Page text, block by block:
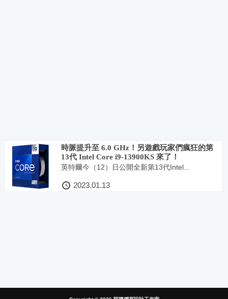
時脈提升至 6.0 GHz！另遊戲玩家們瘋狂的第
13代 Intel Core i9-13900KS 來了！
英特爾今（12）日公開全新第13代Intel...
2023.01.13